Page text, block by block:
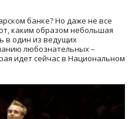
банке? Но даже не все
каким образом небольшая
в один из ведущих
любознательных –
идет сейчас в Национальном